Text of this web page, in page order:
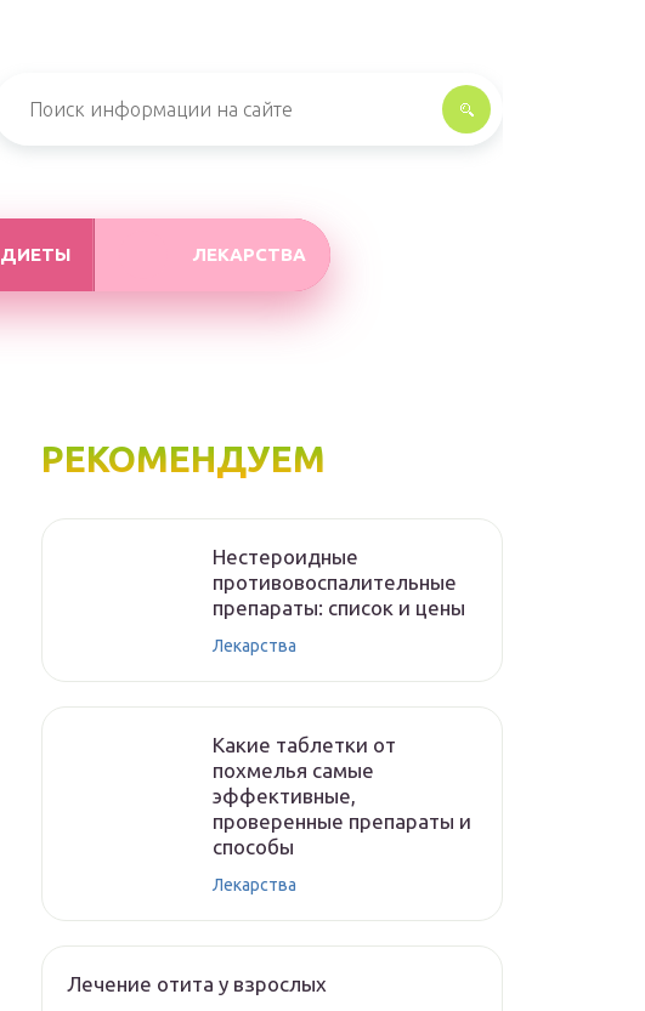
ДИЕТЫ ЛЕКАРСТВА
РЕКОМЕНДУЕМ
Нестероидные
противовоспалительные
препараты: список и цены
Лекарства
Какие таблетки от
похмелья самые
эффективные,
проверенные препараты и
способы
Лекарства
Лечение отита у взрослых